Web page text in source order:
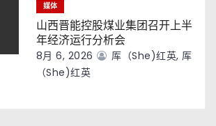
媒体
山西晋能控股煤业集团召开上半
年经济运行分析会
8月 6, 2026
厍（she)红英, 厍
（she)红英